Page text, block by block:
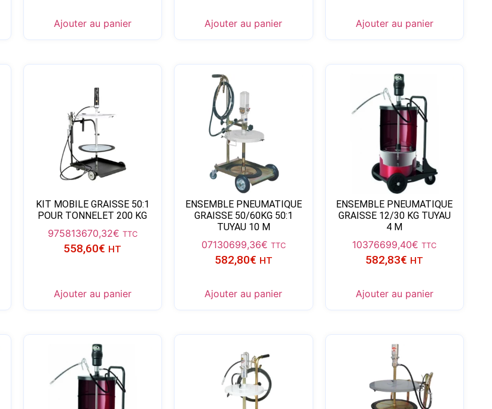
Ajouter au panier Ajouter au panier Ajouter au panier
KIT MOBILE GRAISSE 50:1
POUR TONNELET 200 KG
975813670,32€ TTC
558,60€ HT
Ajouter au panier
ENSEMBLE PNEUMATIQUE
GRAISSE 50/60KG 50:1
TUYAU 10 M
07130699,36€ TTC
582,80€ HT
Ajouter au panier
ENSEMBLE PNEUMATIQUE
GRAISSE 12/30 KG TUYAU
4 M
10376699,40€ TTC
582,83€ HT
Ajouter au panier